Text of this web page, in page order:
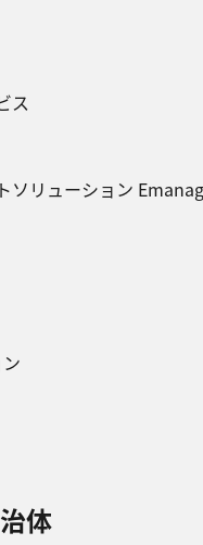
ス
ソリューション
体